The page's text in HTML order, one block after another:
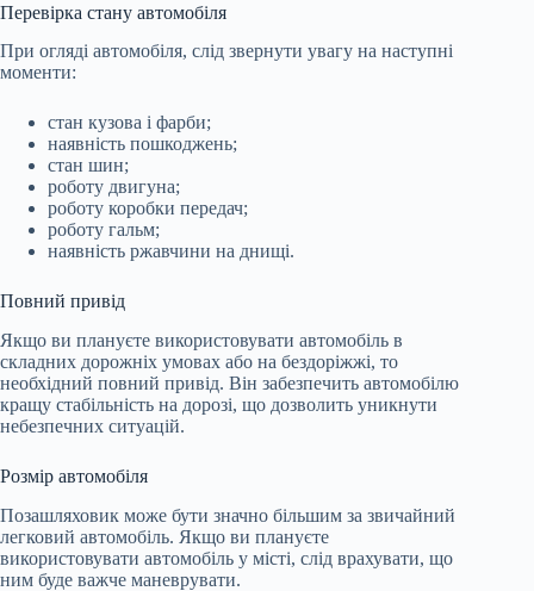
Перевірка стану автомобіля
При огляді автомобіля, слід звернути увагу на наступні
моменти:
стан кузова і фарби;
наявність пошкоджень;
стан шин;
роботу двигуна;
роботу коробки передач;
роботу гальм;
наявність ржавчини на днищі.
Повний привід
Якщо ви плануєте використовувати автомобіль в
складних дорожніх умовах або на бездоріжжі, то
необхідний повний привід. Він забезпечить автомобілю
кращу стабільність на дорозі, що дозволить уникнути
небезпечних ситуацій.
Розмір автомобіля
Позашляховик може бути значно більшим за звичайний
легковий автомобіль. Якщо ви плануєте
використовувати автомобіль у місті, слід врахувати, що
ним буде важче маневрувати.